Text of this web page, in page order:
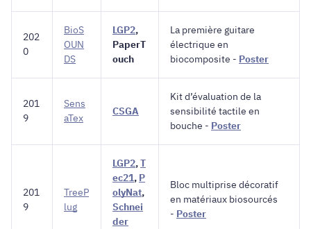
202
0
BioS
OUN
DS
LGP2,
PaperT
ouch
La première guitare
électrique en
biocomposite - Poster
201
9
Sens
aTex
CSGA
Kit d’évaluation de la
sensibilité tactile en
bouche - Poster
201
9
TreeP
lug
LGP2,T
ec21, P
olyNat,
Schnei
der
Bloc multiprise décoratif
en matériaux biosourcés
- Poster